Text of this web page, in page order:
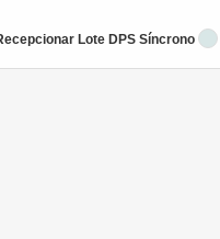
Lote DPS Síncrono